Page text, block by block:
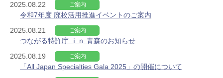
2025.08.22
ご案内
令和7年度 廃校活用推進イベントのご案内
2025.08.21
ご案内
つながる特許庁 ｉｎ 青森のお知らせ
2025.08.19
ご案内
「All Japan Specialties Gala 2025」の開催について